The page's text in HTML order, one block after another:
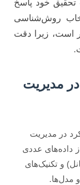
خود پاسخ
روش‌شناسی
است، زیرا دقت
مدیریت
در مدیریت
داده‌های عددی
و تکنیک‌های
مدل‌ها.